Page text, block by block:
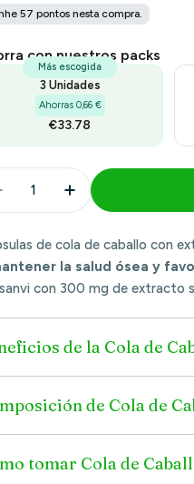
con nuestros packs
Más escogida
3 Unidades
Ahorras 0,66 €
€33.78
Diminuir Quantidade
Aumentar
de cola de caballo con
la salud ósea y
con 300 mg de extracto
de la Cola de
de Cola de
tomar Cola de